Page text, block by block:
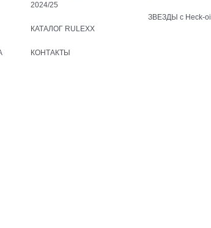
2024/25
КАТАЛОГ RULEXX
КОНТАКТЫ
ЗВЕЗДЫ с Heck-oil